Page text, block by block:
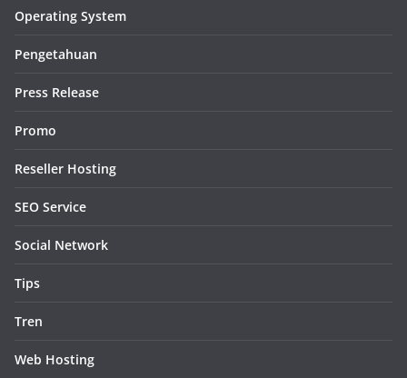
Operating System
Pengetahuan
Press Release
Promo
Reseller Hosting
SEO Service
Social Network
Tips
Tren
Web Hosting